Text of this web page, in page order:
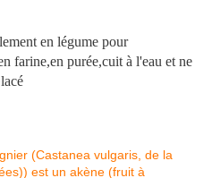
en légume pour
farine,en purée,cuit à l'eau et ne